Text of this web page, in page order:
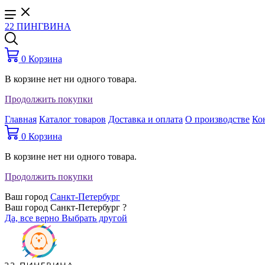
22 ПИНГВИНА
0 Корзина
В корзине нет ни одного товара.
Продолжить покупки
Главная Каталог товаров Доставка и оплата О производстве
0 Корзина
В корзине нет ни одного товара.
Продолжить покупки
Ваш город Санкт-Петербург
Ваш город Санкт-Петербург ?
Да, все верно Выбрать другой